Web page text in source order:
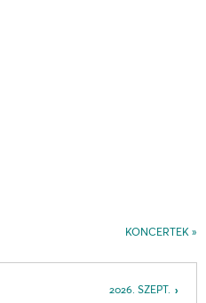
KONCERTEK
2026. SZEPT.